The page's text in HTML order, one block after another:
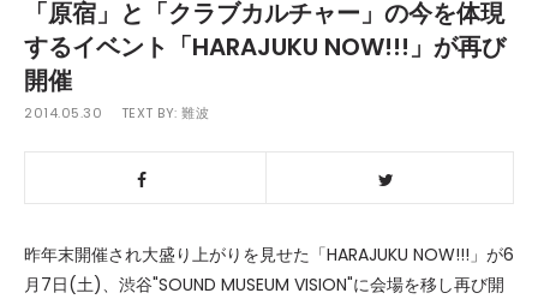
「原宿」と「クラブカルチャー」の今を体現
するイベント「HARAJUKU NOW!!!」が再び
開催
2014.05.30 TEXT BY:難波
昨年末開催され大盛り上がりを見せた「HARAJUKU NOW!!!」が6
月7日(土)、渋谷"SOUND MUSEUM VISION"に会場を移し再び開